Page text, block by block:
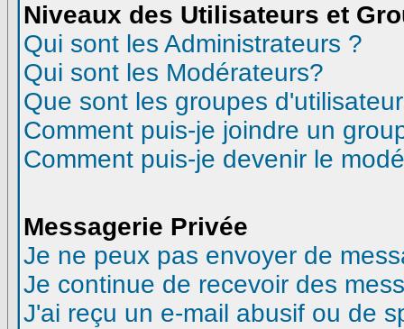
Niveaux des Utilisateurs et
Qui sont les Administrateurs ?
Qui sont les Modérateurs?
Que sont les groupes
Comment puis-je joindre un
Comment puis-je devenir le
Messagerie Privée
Je ne peux pas envoyer de
Je continue de recevoir des
J'ai reçu un e-mail abusif ou de